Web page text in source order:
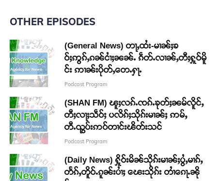
OTHER EPISODES
(General News) တႃႇထႆး-မၢၼ်ႈၶ
ဝ်ႈဢွၵ်ႇၵၼ်ငၢႆႈၼၼ်ႉ ၵဵတ်ႉလၢၼ်ႇတီႈႁူဝ်မိူ
င်း ဢၢၼ်းပိုတ်ႇတေႉႁႃႉ
Podcast Program
(SHAN FM) ၽူႈလၵ်ႉၸၵ်ႉၶုတ်ႈၼမ်လိူင်ႇ
တီႈလႃႈသဵဝ်ႈ ပလိၵ်ႈသိုၵ်းမၢၼ်ႈ ဢမ်ႇ
တီႉၺွပ်းဢဝ်တၢင်းၽိတ်းသင်
Podcast Program
(Daily News) ႁိူဝ်းမိၼ်သိုၵ်းမၢၼ်ႈပွႆႇမၢၵ်ႇ
တႅၵ်ႇတိူဝ်ႉၵူၼ်းပၢႆႈ ၽေးသိုၵ်း တၢႆၵေႃႉၼို